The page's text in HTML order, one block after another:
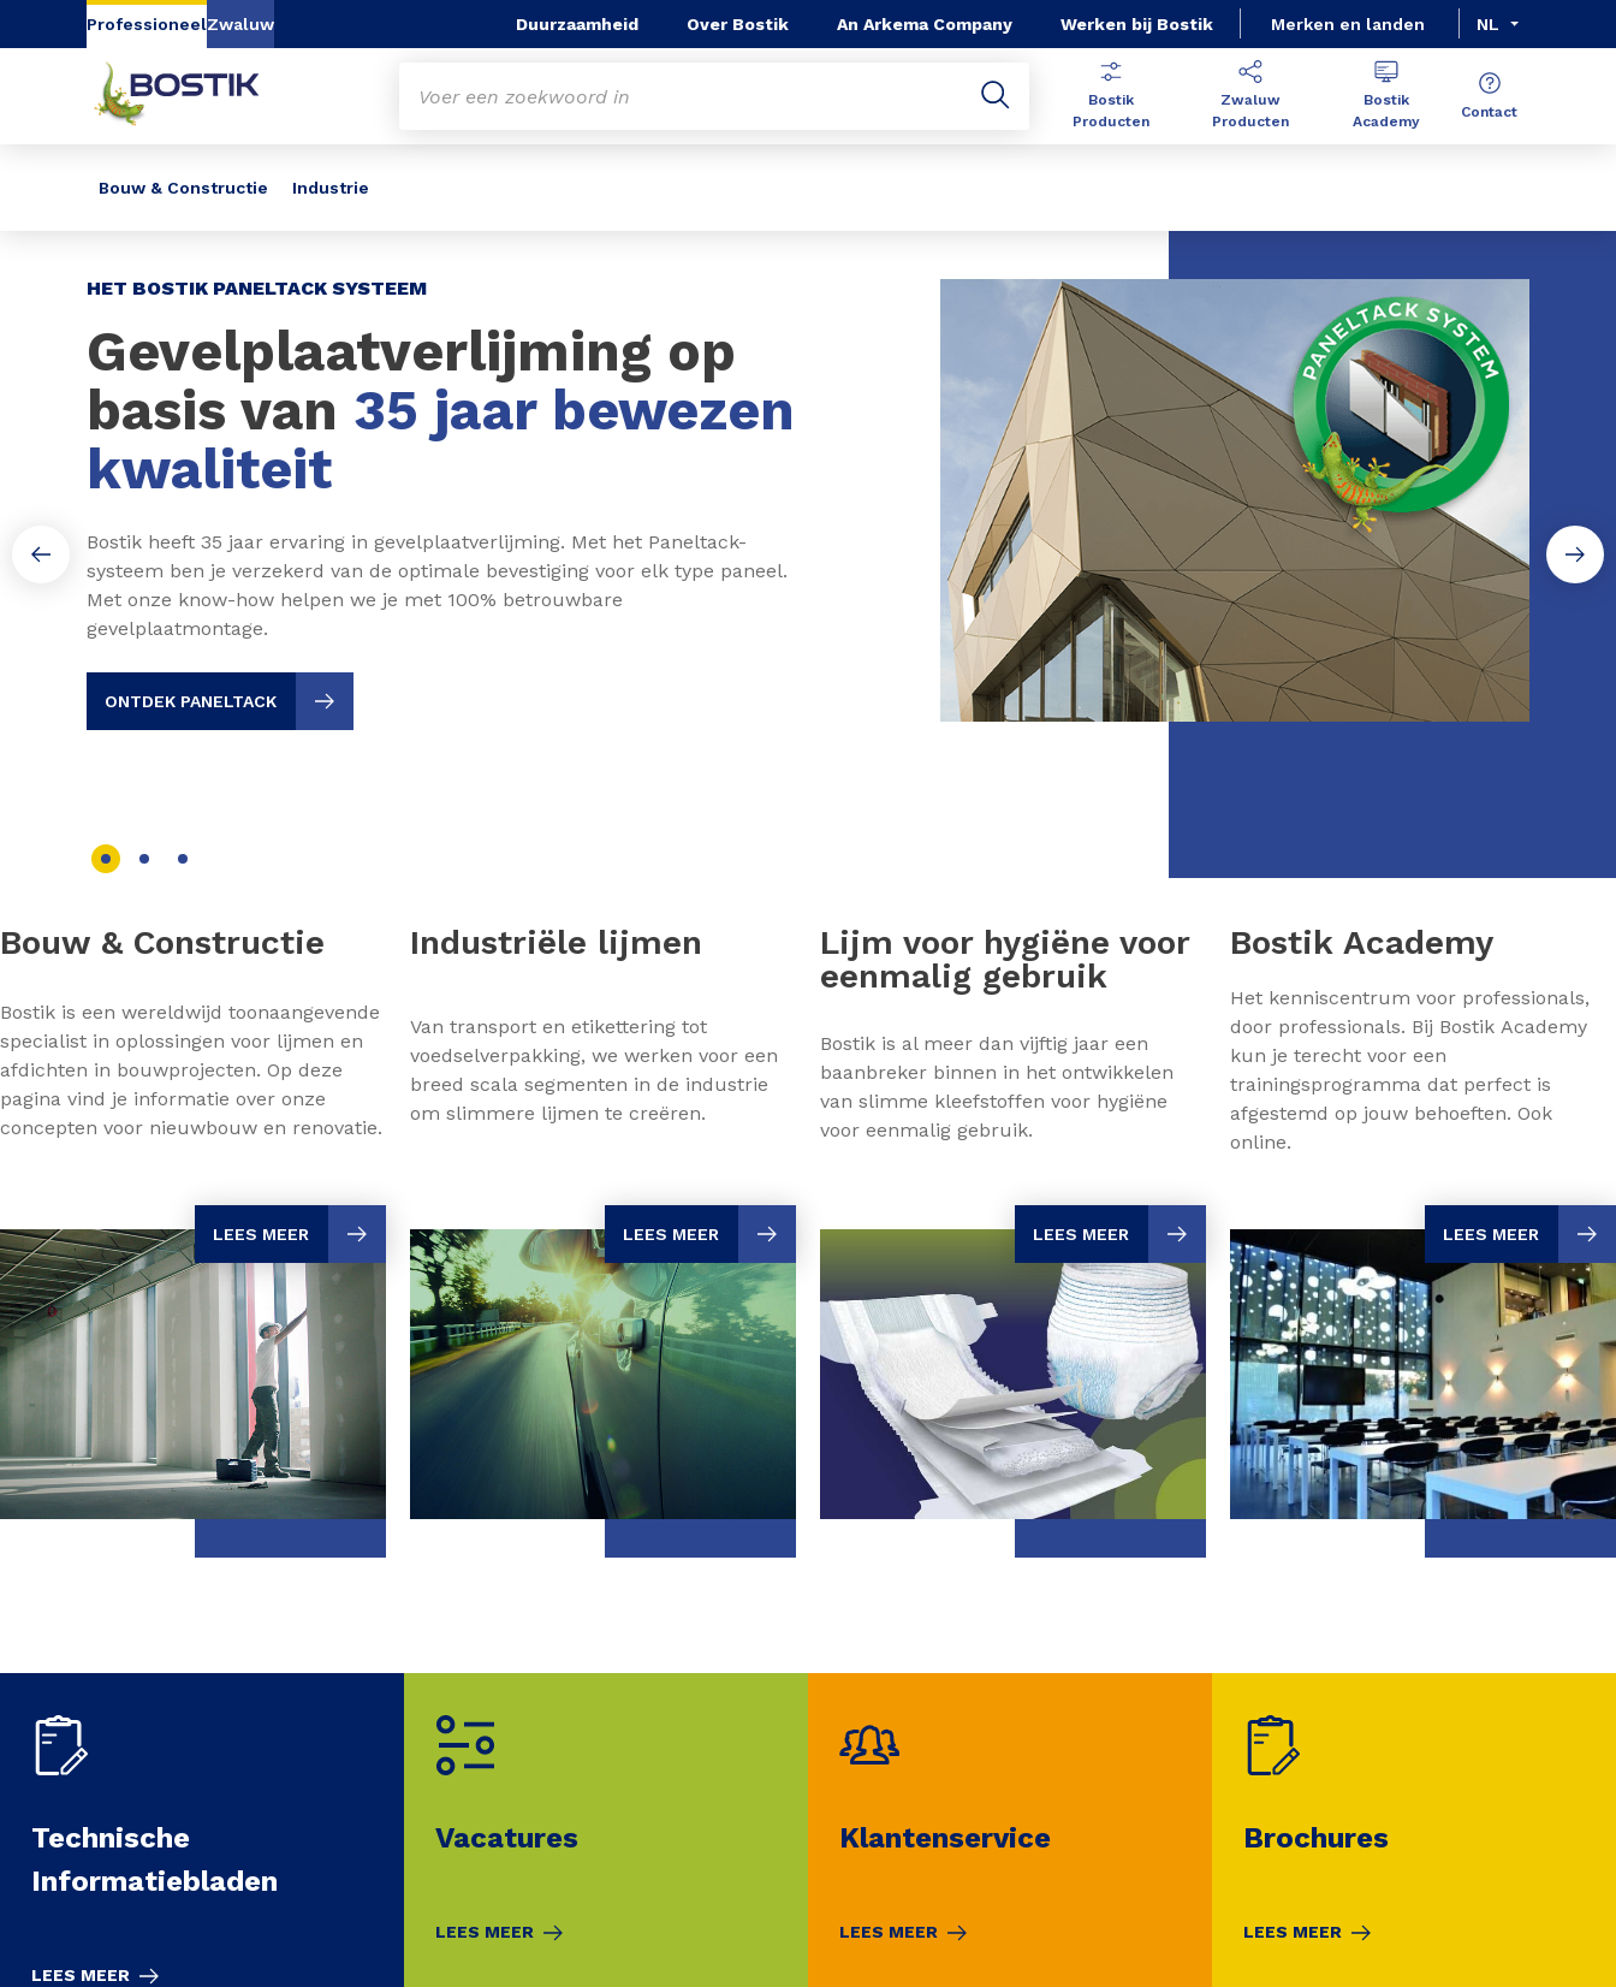
Go to content Go to navigation
ProfessioneelZwaluw Duurzaamheid Over Bostik An Arkema Company Werken bij Bostik Merken en landen NL
Bouw & Constructie Industrie
Bostik
Producten
Zwaluw
Producten
Bostik
Academy
Contact
HET BOSTIK PANELTACK SYSTEEM
Gevelplaatverlijming op
basis van 35 jaar bewezen
kwaliteit
Bostik heeft 35 jaar ervaring in gevelplaatverlijming. Met het Paneltack-
systeem ben je verzekerd van de optimale bevestiging voor elk type paneel.
Met onze know-how helpen we je met 100% betrouwbare
gevelplaatmontage.
ONTDEK PANELTACK
Bouw & Constructie
Bostik is een wereldwijd toonaangevende
specialist in oplossingen voor lijmen en
afdichten in bouwprojecten. Op deze
pagina vind je informatie over onze
concepten voor nieuwbouw en renovatie.
LEES MEER
Industriële lijmen
Van transport en etikettering tot
voedselverpakking, we werken voor een
breed scala segmenten in de industrie
om slimmere lijmen te creëren.
LEES MEER
Lijm voor hygiëne voor
eenmalig gebruik
Bostik is al meer dan vijftig jaar een
baanbreker binnen in het ontwikkelen
van slimme kleefstoffen voor hygiëne
voor eenmalig gebruik.
LEES MEER
Bostik Academy
Het kenniscentrum voor professionals,
door professionals. Bij Bostik Academy
kun je terecht voor een
trainingsprogramma dat perfect is
afgestemd op jouw behoeften. Ook
online.
LEES MEER
Technische
Informatiebladen
LEES MEER
Vacatures
LEES MEER
Klantenservice
LEES MEER
Brochures
LEES MEER